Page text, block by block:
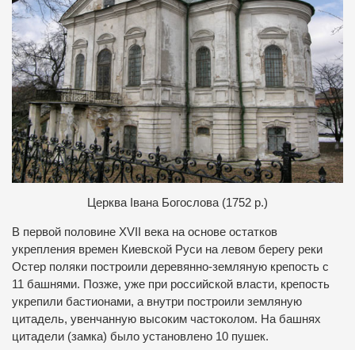
Церква Івана Богослова (1752 р.)
В первой половине XVII века на основе остатков
укрепления времен Киевской Руси на левом берегу реки
Остер поляки построили деревянно-земляную крепость с
11 башнями. Позже, уже при российской власти, крепость
укрепили бастионами, а внутри построили земляную
цитадель, увенчанную высоким частоколом. На башнях
цитадели (замка) было установлено 10 пушек.